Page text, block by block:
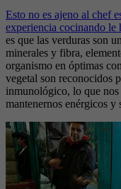
Esto no es ajeno al chef
experiencia cocinando le
es que las verduras son
minerales y fibra,
organismo en óptimas
vegetal son reconocidos
inmunológico, lo que nos
mantenernos enérgicos y